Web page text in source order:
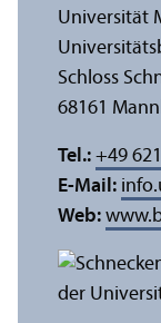
Universität
Schloss
68161
Tel.: +49
E-Mail:
Web: